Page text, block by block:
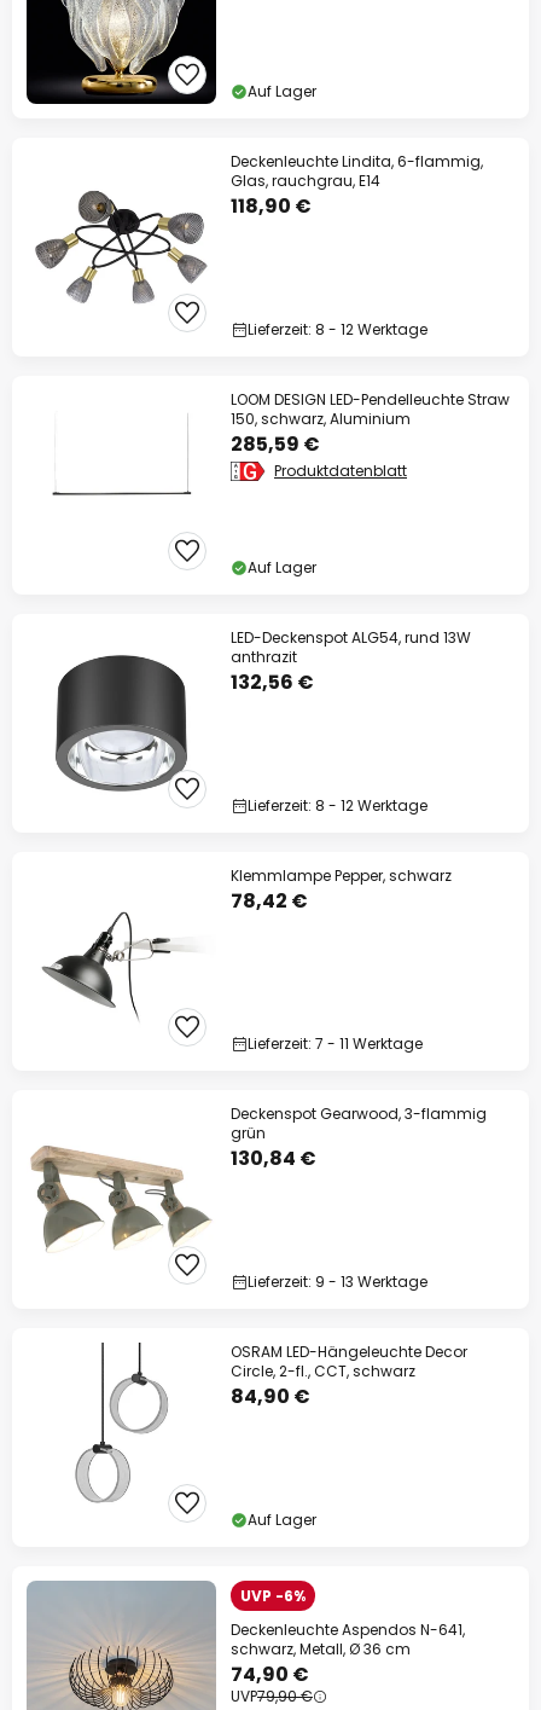
Auf Lager
Deckenleuchte Lindita, 6-flammig,
Glas, rauchgrau, E14
118,90 €
Lieferzeit: 8 - 12 Werktage
LOOM DESIGN LED-Pendelleuchte Straw
150, schwarz, Aluminium
285,59 €
Produktdatenblatt
Auf Lager
LED-Deckenspot ALG54, rund 13W
anthrazit
132,56 €
Lieferzeit: 8 - 12 Werktage
Klemmlampe Pepper, schwarz
78,42 €
Lieferzeit: 7 - 11 Werktage
Deckenspot Gearwood, 3-flammig
grün
130,84 €
Lieferzeit: 9 - 13 Werktage
OSRAM LED-Hängeleuchte Decor
Circle, 2-fl., CCT, schwarz
84,90 €
Auf Lager
UVP -6%
Deckenleuchte Aspendos N-641,
schwarz, Metall, Ø 36 cm
74,90 €
UVP79,90 €